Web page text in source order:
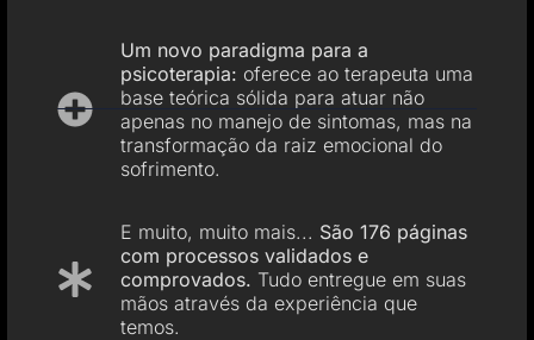
Um novo paradigma para a
psicoterapia: oferece ao terapeuta uma
base teórica sólida para atuar não
apenas no manejo de sintomas, mas na
transformação da raiz emocional do
sofrimento.
E muito, muito mais... São 176 páginas
com processos validados e
comprovados. Tudo entregue em suas
mãos através da experiência que
temos.